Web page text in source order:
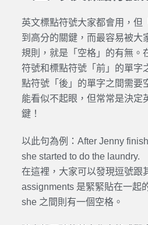
英文標點符號大家都會用，但
到高分的關鍵，而最容易被大
規則，就是「空格」的有無。
符號和標點符號「前」的單字
點符號「後」的單字之間需要
能看似不起眼，但常常是決定
鍵！
以此句為例：After Jenny
she started to do the laundry.
在這裡，大家可以發現逗號跟
assignments 是緊緊貼在一起
she 之間則有一個空格。